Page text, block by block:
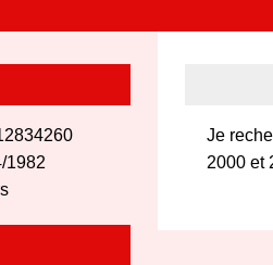
1982
Je
2000 et